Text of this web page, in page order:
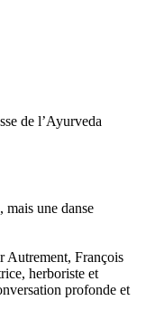
de l’Ayurveda
mais une danse
Autrement, François
herboriste et
profonde et